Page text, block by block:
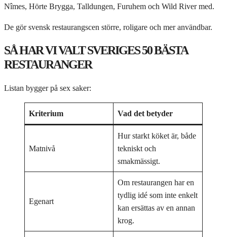
Nîmes, Hörte Brygga, Talldungen, Furuhem och Wild River med.
De gör svensk restaurangscen större, roligare och mer användbar.
SÅ HAR VI VALT SVERIGES 50 BÄSTA
RESTAURANGER
Listan bygger på sex saker:
Kriterium Vad det betyder
Matnivå
Hur starkt köket är, både
tekniskt och
smakmässigt.
Egenart
Om restaurangen har en
tydlig idé som inte enkelt
kan ersättas av en annan
krog.